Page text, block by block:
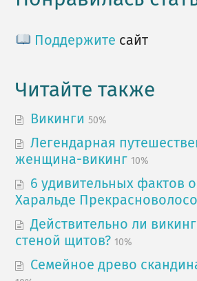
Поддержите сайт
Читайте также
Викинги 50%
Легендарная
женщина-викинг 10%
6 удивительных фактов
Харальде
Действительно ли
стеной щитов? 10%
Семейное древо